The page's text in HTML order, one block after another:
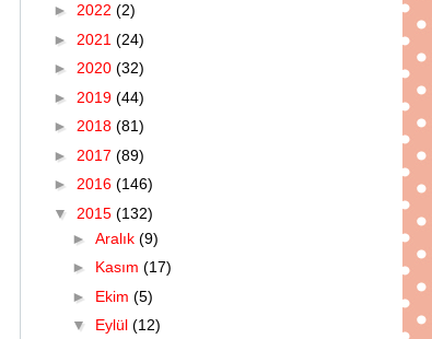
► 2022 (2)
► 2021 (24)
► 2020 (32)
► 2019 (44)
► 2018 (81)
► 2017 (89)
► 2016 (146)
▼ 2015 (132)
► Aralık (9)
► Kasım (17)
► Ekim (5)
▼ Eylül (12)